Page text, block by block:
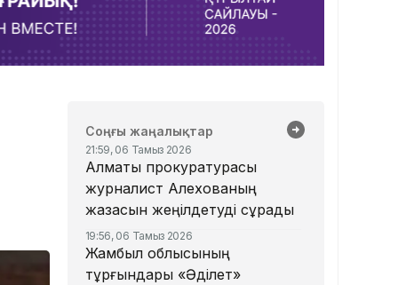
Соңғы жаңалықтар
21:59, 06 Тамыз 2026
Алматы прокуратурасы
журналист Алехованың
жазасын жеңілдетуді сұрады
19:56, 06 Тамыз 2026
Жамбыл облысының
тұрғындары «Әділет»